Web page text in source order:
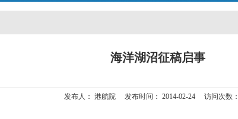
海洋湖沼征稿启事
发布人： 港航院 发布时间： 2014-02-24 访问次数：